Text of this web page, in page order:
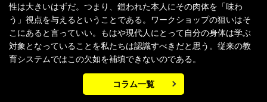
性は大きいはずだ。つまり、鎧われた本人にその肉体を「味わ
う」視点を与えるということである。ワークショップの狙いはそ
こにあると言っていい。もはや現代人にとって自分の身体は学ぶ
対象となっていることを私たちは認識すべきだと思う。従来の教
育システムではこの欠如を補填できないのである。
コラム一覧